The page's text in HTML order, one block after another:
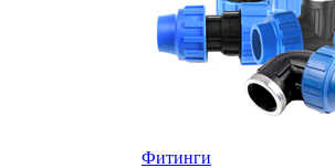
Фитинги